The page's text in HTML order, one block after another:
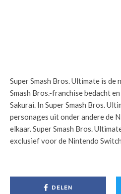
Super Smash Bros. Ultimate is de
Smash Bros.-franchise bedacht
Sakurai. In Super Smash Bros.
personages uit onder andere de
elkaar. Super Smash Bros.
exclusief voor de Nintendo
DELEN